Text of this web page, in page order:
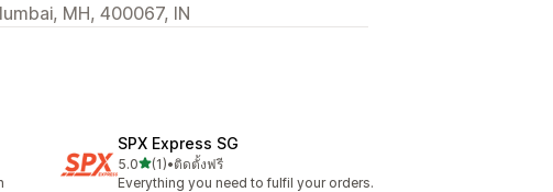
MH, 400067, IN
SPX Express SG
5.0เต็ม 5 ดาว
(1)
ทั้งหมด 1 รีวิว
•ติดตั้งฟรี
Everything you need to fulfil your orders.